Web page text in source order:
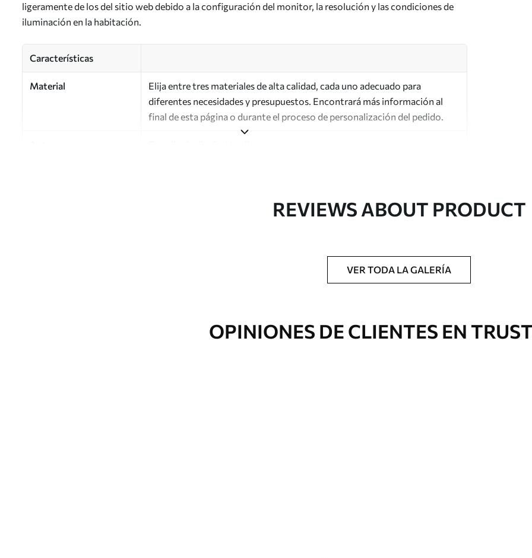
ligeramente de los del sitio web debido a la configuración del monitor, la resolución y las condiciones de
iluminación en la habitación.
Características
Material
Elija entre tres materiales de alta calidad, cada uno adecuado para
diferentes necesidades y presupuestos. Encontrará más información al
final de esta página o durante el proceso de personalización del pedido.
Disponible con recubrimiento de barniz y/o adhesivo para empapelar.
Se puede limpiar suavemente con una esponja suave. Los murales de pared
Aplicación sin fisuras
REVIEWS ABOUT PRODUCT
VER TODA LA GALERÍA
OPINIONES DE CLIENTES EN